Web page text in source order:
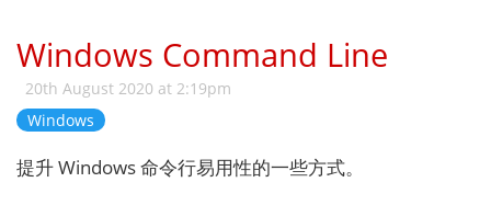
Windows Command Line
20th August 2020 at 2:19pm
Windows
提升 Windows 命令行易用性的一些方式。